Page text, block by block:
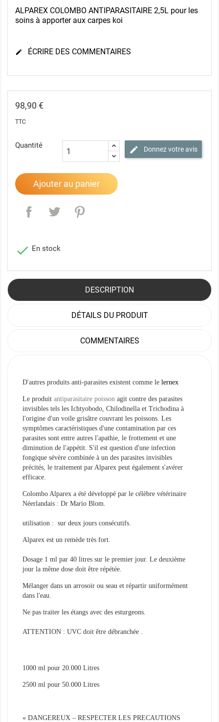
ALPAREX COLOMBO ANTIPARASITAIRE 2,5L pour les
soins à apporter aux carpes koi
 ÉCRIRE DES COMMENTAIRES
98,90 €
TTC
Quantité
Ajouter au panier
Donnez votre avis
 En stock
DESCRIPTION
DÉTAILS DU PRODUIT
COMMENTAIRES
D'autres produits anti-parasites existent comme le lernex
Le produit antiparasitaire poisson agit contre des parasites
invisibles tels les Ichtyobodo, Chilodinella et Trichodina à
l'origine d'un voile grisâtre couvrant les poissons. Les
symptômes caractéristiques d'une contamination par ces
parasites sont entre autres l'apathie, le frottement et une
diminution de l'appétit. S'il est question d'une infection
fongique sévère combinée à un des parasites invisibles
précités, le traitement par Alparex peut également s'avérer
efficace.
Colombo Alparex a été développé par le célèbre vétérinaire
Néerlandais : Dr Mario Blom.
utilisation : sur deux jours consécutifs.
Alparex est un remède très fort.
Dosage 1 ml par 40 litres sur le premier jour. Le deuxième
jour la même dose doit être répétée.
Mélanger dans un arrosoir ou seau et répartir uniformément
dans l'eau.
Ne pas traiter les étangs avec des esturgeons.
ATTENTION : UVC doit être débranchée .
1000 ml pour 20.000 Litres
2500 ml pour 50.000 Litres
« DANGEREUX – RESPECTER LES PRECAUTIONS